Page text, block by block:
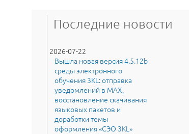
Последние новости
2026-07-22
Вышла новая версия 4.5.12b
среды электронного
обучения 3KL: отправка
уведомлений в MAX,
восстановление скачивания
языковых пакетов и
доработки темы
оформления «СЭО 3KL»